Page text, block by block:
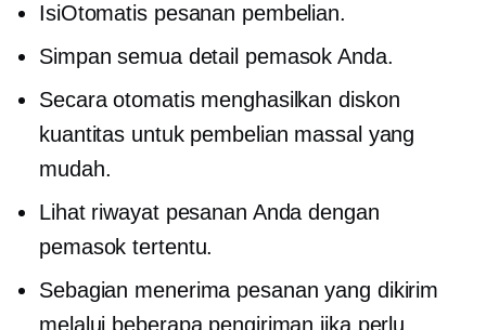
IsiOtomatis pesanan pembelian.
Simpan semua detail pemasok Anda.
Secara otomatis menghasilkan diskon
kuantitas untuk pembelian massal yang
mudah.
Lihat riwayat pesanan Anda dengan
pemasok tertentu.
Sebagian menerima pesanan yang dikirim
melalui beberapa pengiriman jika perlu.